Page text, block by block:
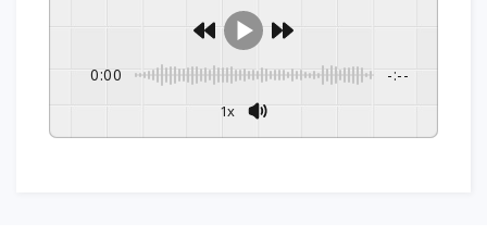
0:00 -:--
1x